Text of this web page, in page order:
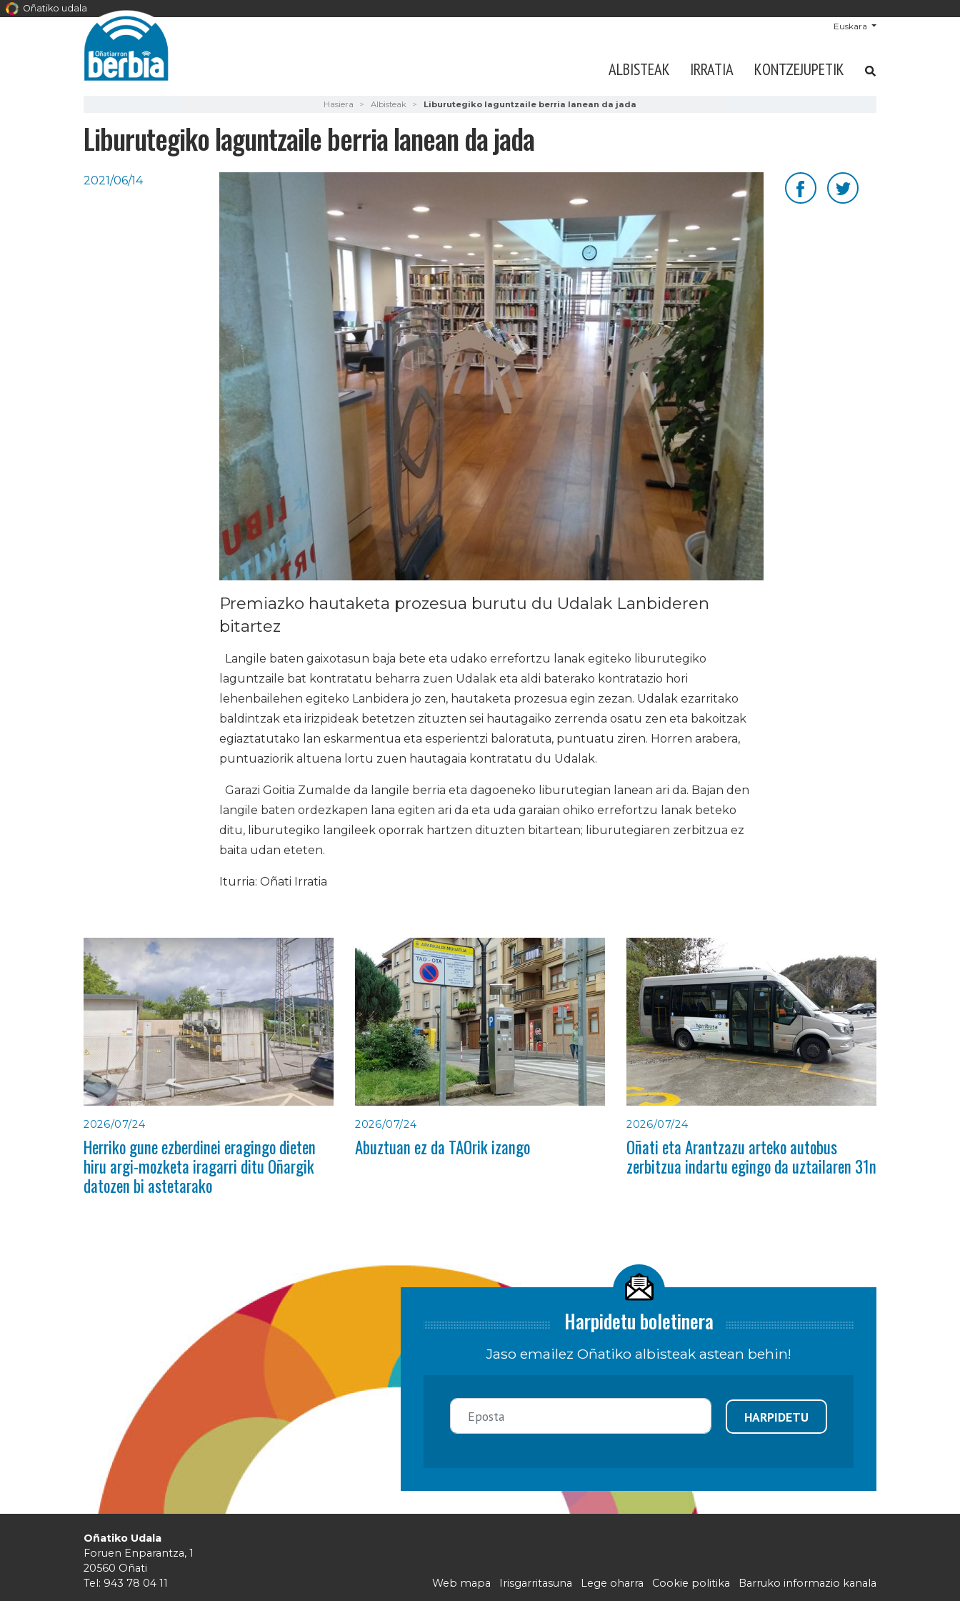
Oñatiko udala
Euskara
ALBISTEAK IRRATIA KONTZEJUPETIK
Hasiera Albisteak Liburutegiko laguntzaile berria lanean da jada
Liburutegiko laguntzaile berria lanean da jada
2021/06/14
Premiazko hautaketa prozesua burutu du Udalak Lanbideren
bitartez
Langile baten gaixotasun baja bete eta udako errefortzu lanak egiteko liburutegiko
laguntzaile bat kontratatu beharra zuen Udalak eta aldi baterako kontratazio hori
lehenbailehen egiteko Lanbidera jo zen, hautaketa prozesua egin zezan. Udalak ezarritako
baldintzak eta irizpideak betetzen zituzten sei hautagaiko zerrenda osatu zen eta bakoitzak
egiaztatutako lan eskarmentua eta esperientzi baloratuta, puntuatu ziren. Horren arabera,
puntuaziorik altuena lortu zuen hautagaia kontratatu du Udalak.
Garazi Goitia Zumalde da langile berria eta dagoeneko liburutegian lanean ari da. Bajan den
langile baten ordezkapen lana egiten ari da eta uda garaian ohiko errefortzu lanak beteko
ditu, liburutegiko langileek oporrak hartzen dituzten bitartean; liburutegiaren zerbitzua ez
baita udan eteten.
Iturria: Oñati Irratia
2026/07/24
Herriko gune ezberdinei eragingo dieten
hiru argi-mozketa iragarri ditu Oñargik
datozen bi astetarako
2026/07/24
Abuztuan ez da TAOrik izango
2026/07/24
Oñati eta Arantzazu arteko autobus
zerbitzua indartu egingo da uztailaren 31n
Harpidetu boletinera
Jaso emailez Oñatiko albisteak astean behin!
HARPIDETU
Oñatiko Udala
Foruen Enparantza, 1
20560 Oñati
Tel: 943 78 04 11
Web mapa Irisgarritasuna Lege oharra Cookie politika Barruko informazio kanala